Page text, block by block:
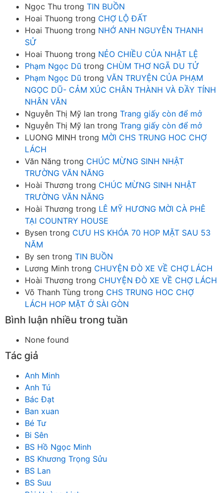
Ngọc Thu trong TIN BUỒN
Hoai Thuong trong CHỢ LỘ ĐẤT
Hoai Thuong trong NHỚ ANH NGUYỄN THANH
SỬ
Hoai Thuong trong NẺO CHIỀU CỦA NHẬT LỆ
Phạm Ngọc Dũ trong CHÙM THƠ NGÃ DU TỬ
Phạm Ngọc Dũ trong VĂN TRUYỆN CỦA PHẠM
NGỌC DŨ- CẢM XÚC CHÂN THÀNH VÀ ĐẦY TÍNH
NHÂN VĂN
Nguyễn Thị Mỹ lan trong Trang giấy còn để mở
Nguyễn Thị Mỹ lan trong Trang giấy còn để mở
LUONG MINH trong MỜI CHS TRUNG HOC CHỢ
LÁCH
Văn Năng trong CHÚC MỪNG SINH NHẬT
TRƯỜNG VĂN NĂNG
Hoài Thương trong CHÚC MỪNG SINH NHẬT
TRƯỜNG VĂN NĂNG
Hoài Thương trong LÊ MỸ HƯƠNG MỜI CÀ PHÊ
TẠI COUNTRY HOUSE
Bysen trong CƯU HS KHÓA 70 HOP MẶT SAU 53
NĂM
By sen trong TIN BUỒN
Lương Minh trong CHUYỆN ĐÒ XE VỀ CHỢ LÁCH
Hoài Thương trong CHUYỆN ĐÒ XE VỀ CHỢ LÁCH
Võ Thanh Tùng trong CHS TRUNG HOC CHỢ
LÁCH HOP MẶT Ở SÀI GÒN
Bình luận nhiều trong tuần
None found
Tác giả
Anh Minh
Anh Tú
Bác Đạt
Ban xuan
Bé Tư
Bi Sên
BS Hồ Ngọc Minh
BS Khương Trọng Sửu
BS Lan
BS Suu